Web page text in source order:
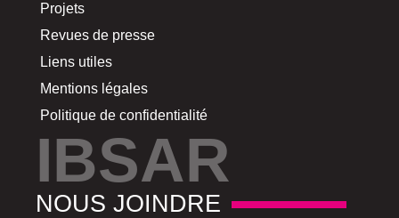
Projets
Revues de presse
Liens utiles
Mentions légales
Politique de confidentialité
IBSAR
NOUS JOINDRE